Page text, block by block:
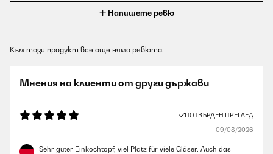
Напишете ревю
Към този продукт все още няма ревюта.
Мнения на клиенти от други държави
ПОТВЪРДЕН ПРЕГЛЕД
09/08/2026
Sehr guter Einkochtopf, viel Platz für viele Gläser. Auch das